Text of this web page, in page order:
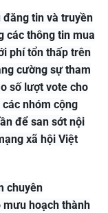
đăng tin và truyền
các thông tin mua
phí tổn thấp trên
cường sự tham
số lượt vote cho
nhóm cộng
để san sớt nội
xã hội Việt
chuyên
mưu hoạch thành